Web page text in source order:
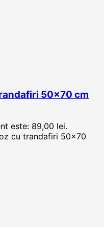
50×70 cm
este: 89,00 lei.
cu trandafiri 50x70